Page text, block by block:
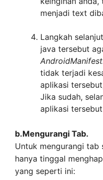
th.addTab(ts);
menjadi text
Langkah
java tersebut
tidak terjadi
aplikasi
Jika sudah,
aplikasi
b.Mengurangi Tab.
Untuk mengurangi tab
hanya tinggal
yang seperti ini: